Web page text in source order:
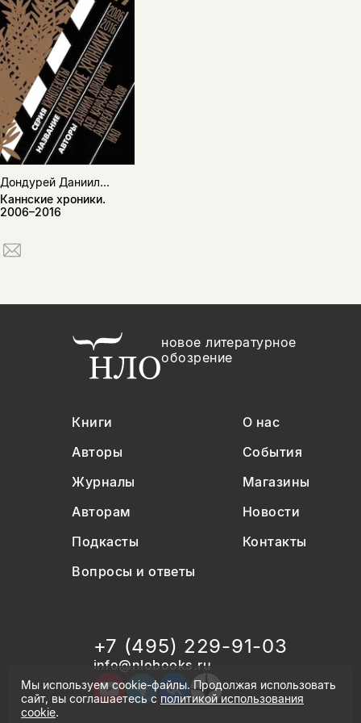
Дондурей Даниил...
Каннские хроники.
2006–2016
новое литературное
обозрение
Книги
О нас
Авторы
События
Журналы
Магазины
Авторам
Новости
Подкасты
Контакты
Вопросы и ответы
+7 (495) 229-91-03
info@nlobooks.ru
Мы используем cookie-файлы. Продолжая использовать
сайт, вы соглашаетесь сполитикой использования
cookie.